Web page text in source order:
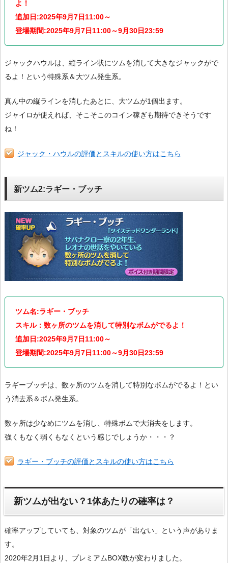
よ！
追加日:2025年9月7日11:00～
登場期間:2025年9月7日11:00～9月30日23:59
ジャックハウルは、縦ライン状にツムを消して大きなジャックがで
るよ！という特殊系＆大ツム発生系。
真ん中の縦ラインを消したあとに、大ツムが1個出ます。
ジャイロが使えれば、そこそこのコイン稼ぎも期待できそうです
ね！
ジャック・ハウルの評価とスキルの使い方はこちら
新ツム2:ラギー・ブッチ
ツム名:ラギー・ブッチ
スキル：数ヶ所のツムを消して特別なボムがでるよ！
追加日:2025年9月7日11:00～
登場期間:2025年9月7日11:00～9月30日23:59
ラギーブッチは、数ヶ所のツムを消して特別なボムがでるよ！とい
う消去系＆ボム発生系。
数ヶ所は少なめにツムを消し、特殊ボムで大消去をします。
強くもなく弱くもなくという感じでしょうか・・・？
ラギー・ブッチの評価とスキルの使い方はこちら
新ツムが出ない？1体あたりの確率は？
確率アップしていても、対象のツムが「出ない」という声がありま
す。
2020年2月1日より、プレミアムBOX数が変わりました。